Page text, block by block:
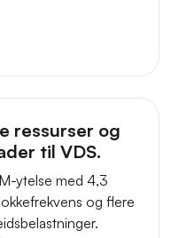
ressurser og
til VDS.
ytelse med 4,3
og flere